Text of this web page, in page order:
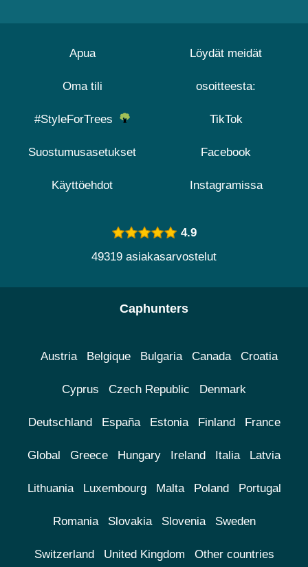
Apua
Oma tili
#StyleForTrees
Suostumusasetukset
Käyttöehdot
Löydät meidät
osoitteesta:
TikTok
Facebook
Instagramissa
4.9
49319 asiakasarvostelut
Caphunters
Austria Belgique Bulgaria Canada Croatia
Cyprus Czech Republic Denmark
Deutschland España Estonia Finland France
Global Greece Hungary Ireland Italia Latvia
Lithuania Luxembourg Malta Poland Portugal
Romania Slovakia Slovenia Sweden
Switzerland United Kingdom Other countries